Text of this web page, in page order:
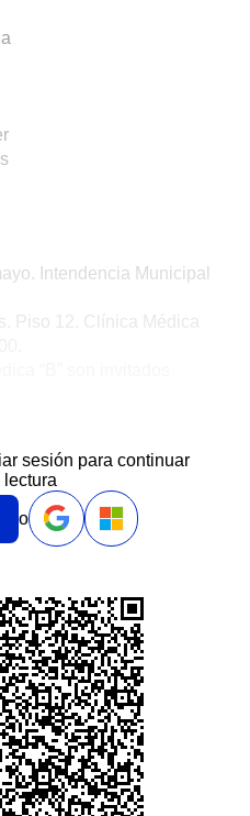
Intendencia Municipal
Piso 12. Clínica Médica
sesión para continuar
lectura
o